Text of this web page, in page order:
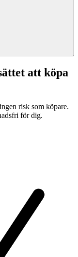
att köpa
risk som köpare.
för dig.